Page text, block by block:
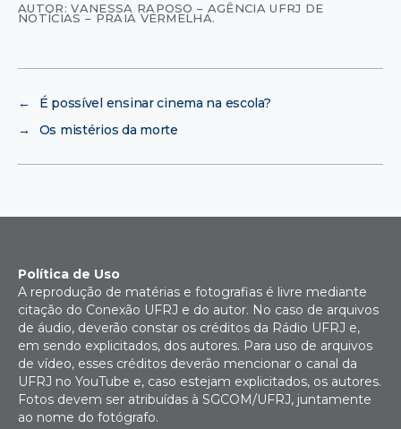
AUTOR: VANESSA RAPOSO – AGÊNCIA UFRJ DE
NOTÍCIAS – PRAIA VERMELHA.
←
É possível ensinar cinema na escola?
→
Os mistérios da morte
Política de Uso
A reprodução de matérias e fotografias é livre mediante
citação do Conexão UFRJ e do autor. No caso de arquivos
de áudio, deverão constar os créditos da Rádio UFRJ e,
em sendo explicitados, dos autores. Para uso de arquivos
de vídeo, esses créditos deverão mencionar o canal da
UFRJ no YouTube e, caso estejam explicitados, os autores.
Fotos devem ser atribuídas à SGCOM/UFRJ, juntamente
ao nome do fotógrafo.